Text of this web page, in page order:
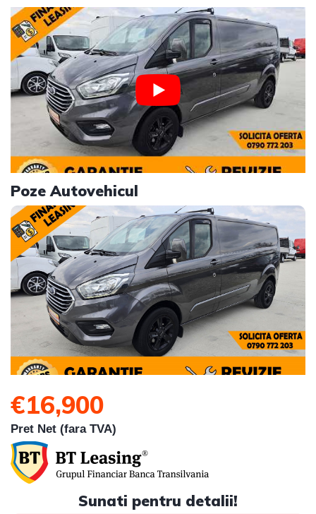
Poze Autovehicul
€16,900
Pret Net (fara TVA)
Sunati pentru detalii!